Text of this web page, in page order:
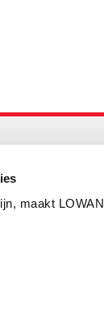
maakt